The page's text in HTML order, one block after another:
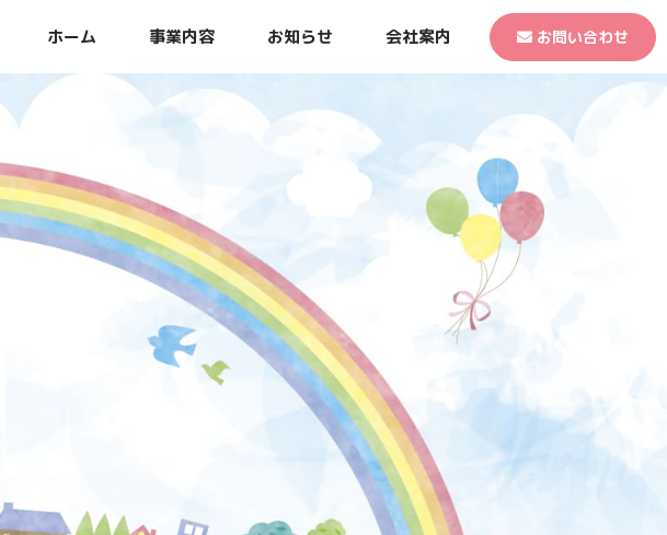
ホーム 事業内容 お知らせ 会社案内 お問い合わせ